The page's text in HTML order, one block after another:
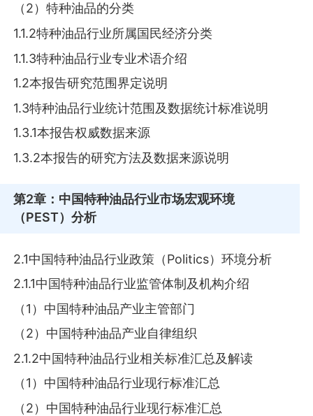
（2）特种油品的分类
1.1.2特种油品行业所属国民经济分类
1.1.3特种油品行业专业术语介绍
1.2本报告研究范围界定说明
1.3特种油品行业统计范围及数据统计标准说明
1.3.1本报告权威数据来源
1.3.2本报告的研究方法及数据来源说明
第2章 ：中国特种油品行业市场宏观环境
（PEST）分析
2.1中国特种油品行业政策（Politics）环境分析
2.1.1中国特种油品行业监管体制及机构介绍
（1）中国特种油品产业主管部门
（2）中国特种油品产业自律组织
2.1.2中国特种油品行业相关标准汇总及解读
（1）中国特种油品行业现行标准汇总
（2）中国特种油品行业现行标准汇总